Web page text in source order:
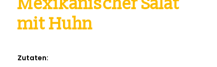
mit Huhn
Zutaten: